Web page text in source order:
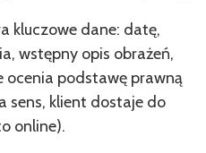
kluczowe dane: datę,
wstępny opis obrażeń,
ocenia podstawę prawną
sens, klient dostaje do
online).